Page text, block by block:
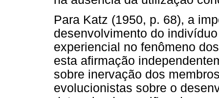
Para Katz (1950, p. 68), a
desenvolvimento do
experiencial no fenômeno
esta afirmação
sobre inervação dos
evolucionistas sobre o